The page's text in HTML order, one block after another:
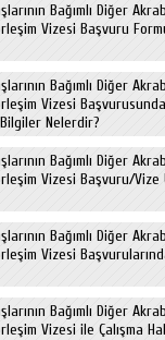
Bağımlı Diğer
Vizesi Başvuru
Bağımlı Diğer
Vizesi
Nelerdir?
Bağımlı Diğer
Vizesi Başvuru/Vize
Bağımlı Diğer
Vizesi
Bağımlı Diğer
Vizesi ile Çalışma